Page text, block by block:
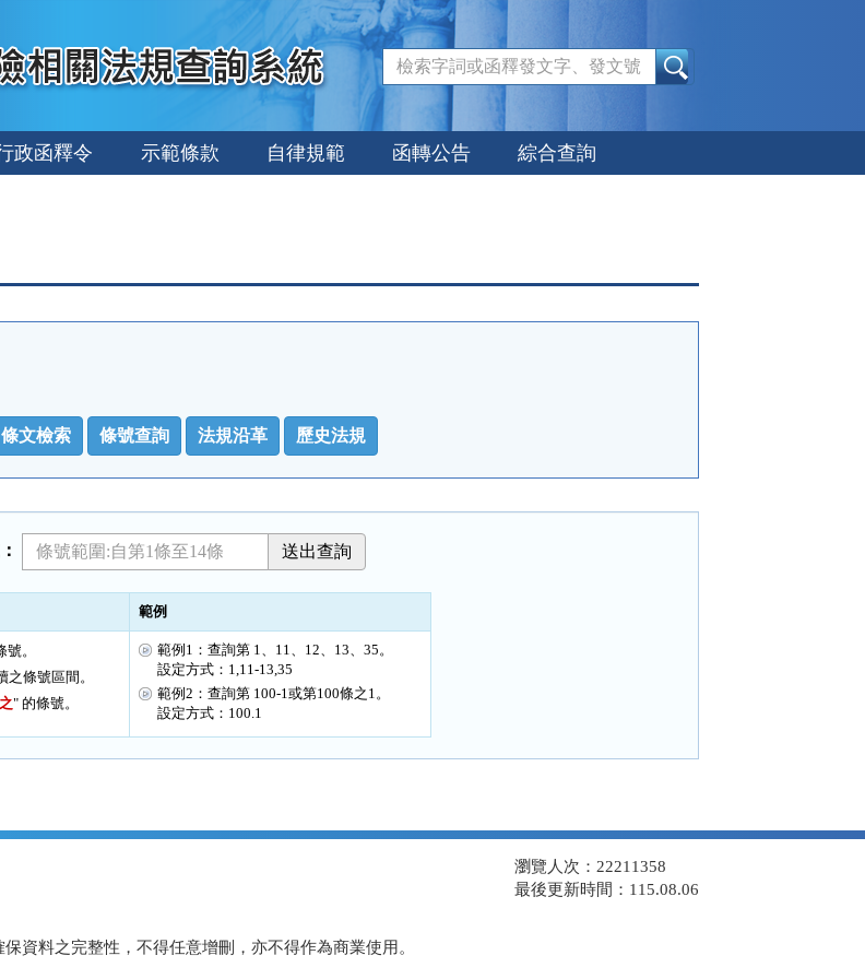
政函釋令 示範條款 自律規範 函轉公告 綜合查詢
條文檢索 條號查詢 法規沿革 歷史法規
範例
。
之條號區間。
" 的條號。
範例1：查詢第 1、11、12、13、35。
設定方式：1,11-13,35
範例2：查詢第 100-1或第100條之1。
設定方式：100.1
資料之完整性，不得任意增刪，亦不得作為商業使用。
瀏覽人次：22211358
最後更新時間：115.08.06